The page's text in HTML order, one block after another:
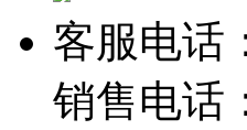
客服电话
销售电话